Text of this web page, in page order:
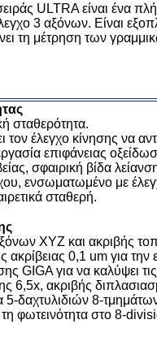
ULTRA είναι ένα
3 αξόνων. Είναι
τη μέτρηση των
σταθερότητα.
τον έλεγχο κίνησης να
επιφάνειας
σφαιρική βίδα
ενσωματωμένο με
σταθερή.
XYZ και ακριβής
0,1 um για
για να καλύψει
6,5x, ακριβής
5-δαχτυλιδιών 8-
φωτεινότητα στο 8-